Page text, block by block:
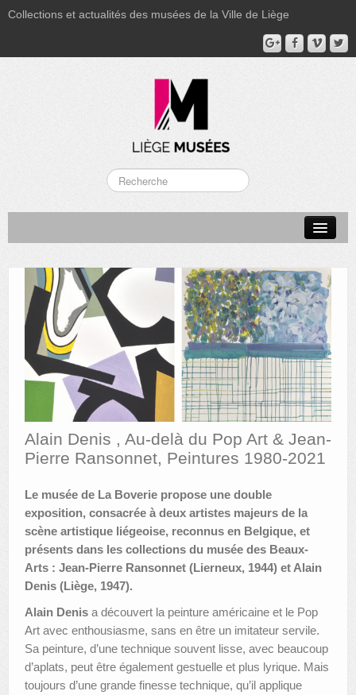
Collections et actualités des musées de la Ville de Liège
MUSÉE GRÉTRY
MUSÉE DU LUMINAIRE
FONDS PATRIMONIAUX
AUTRES LIEUX
ANIMATIONS DES MUSÉES
PUBLICATIONS
LE PORTAIL DES COLLECTIONS
Alain Denis , Au-delà du Pop Art & Jean-
Pierre Ransonnet, Peintures 1980-2021
Le musée de La Boverie propose une double
exposition, consacrée à deux artistes majeurs de la
scène artistique liégeoise, reconnus en Belgique, et
présents dans les collections du musée des Beaux-
Arts : Jean-Pierre Ransonnet (Lierneux, 1944) et Alain
Denis (Liège, 1947).
Alain Denis a découvert la peinture américaine et le Pop
Art avec enthousiasme, sans en être un imitateur servile.
Sa peinture, d’une technique souvent lisse, avec beaucoup
d’aplats, peut être également gestuelle et plus lyrique. Mais
toujours d’une grande finesse technique, qu’il applique